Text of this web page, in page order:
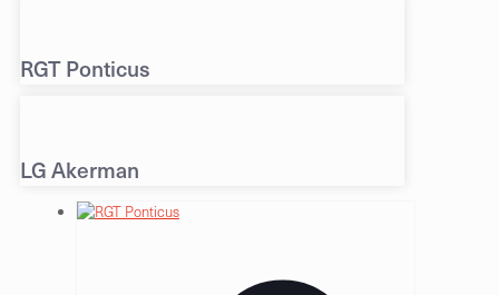
RGT Ponticus
LG Akerman